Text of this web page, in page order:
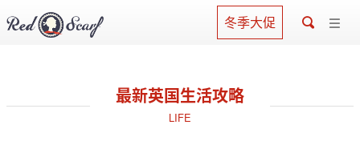
冬季大促
最新英国生活攻略
LIFE